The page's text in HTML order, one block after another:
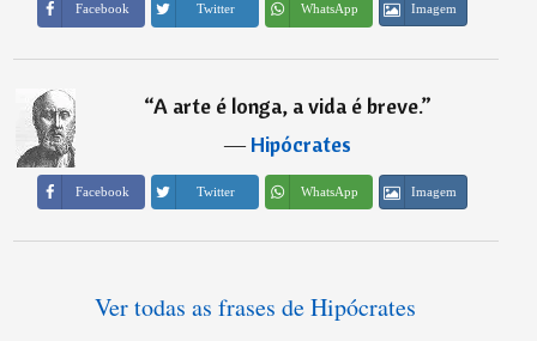
Facebook Twitter WhatsApp Imagem
“A arte é longa, a vida é breve.”
―Hipócrates
Facebook Twitter WhatsApp Imagem
Ver todas as frases de Hipócrates